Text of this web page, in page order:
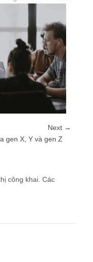
Next →
gen X, Y và gen Z
công khai. Các